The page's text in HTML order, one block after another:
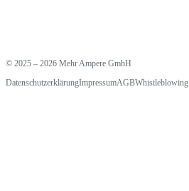
© 2025 – 2026 Mehr Ampere GmbH
DatenschutzerklärungImpressumAGBWhistleblowing